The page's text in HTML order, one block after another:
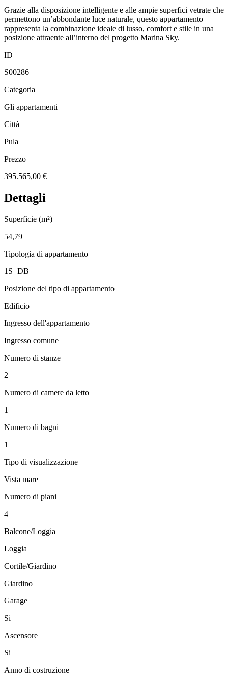
Grazie alla disposizione intelligente e alle ampie superfici vetrate che
permettono un’abbondante luce naturale, questo appartamento
rappresenta la combinazione ideale di lusso, comfort e stile in una
posizione attraente all’interno del progetto Marina Sky.
ID
S00286
Categoria
Gli appartamenti
Città
Pula
Prezzo
395.565,00 €
Dettagli
Superficie (m²)
54,79
Tipologia di appartamento
1S+DB
Posizione del tipo di appartamento
Edificio
Ingresso dell'appartamento
Ingresso comune
Numero di stanze
2
Numero di camere da letto
1
Numero di bagni
1
Tipo di visualizzazione
Vista mare
Numero di piani
4
Balcone/Loggia
Loggia
Cortile/Giardino
Giardino
Garage
Si
Ascensore
Si
Anno di costruzione